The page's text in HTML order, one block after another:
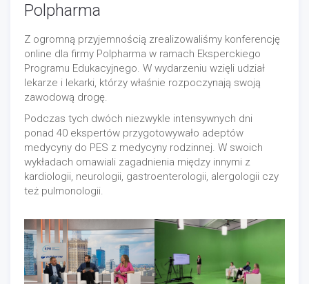
Polpharma
Z ogromną przyjemnością zrealizowaliśmy konferencję
online dla firmy Polpharma w ramach Eksperckiego
Programu Edukacyjnego. W wydarzeniu wzięli udział
lekarze i lekarki, którzy właśnie rozpoczynają swoją
zawodową drogę.
Podczas tych dwóch niezwykle intensywnych dni
ponad 40 ekspertów przygotowywało adeptów
medycyny do PES z medycyny rodzinnej. W swoich
wykładach omawiali zagadnienia między innymi z
kardiologii, neurologii, gastroenterologii, alergologii czy
też pulmonologii.